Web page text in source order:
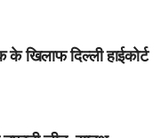
खिलाफ दिल्ली हाईकोर्ट